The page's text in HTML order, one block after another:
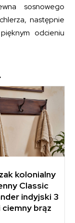
sosnowego
następnie
odcieniu
kolonialny
Classic
indyjski 3
ciemny brąz